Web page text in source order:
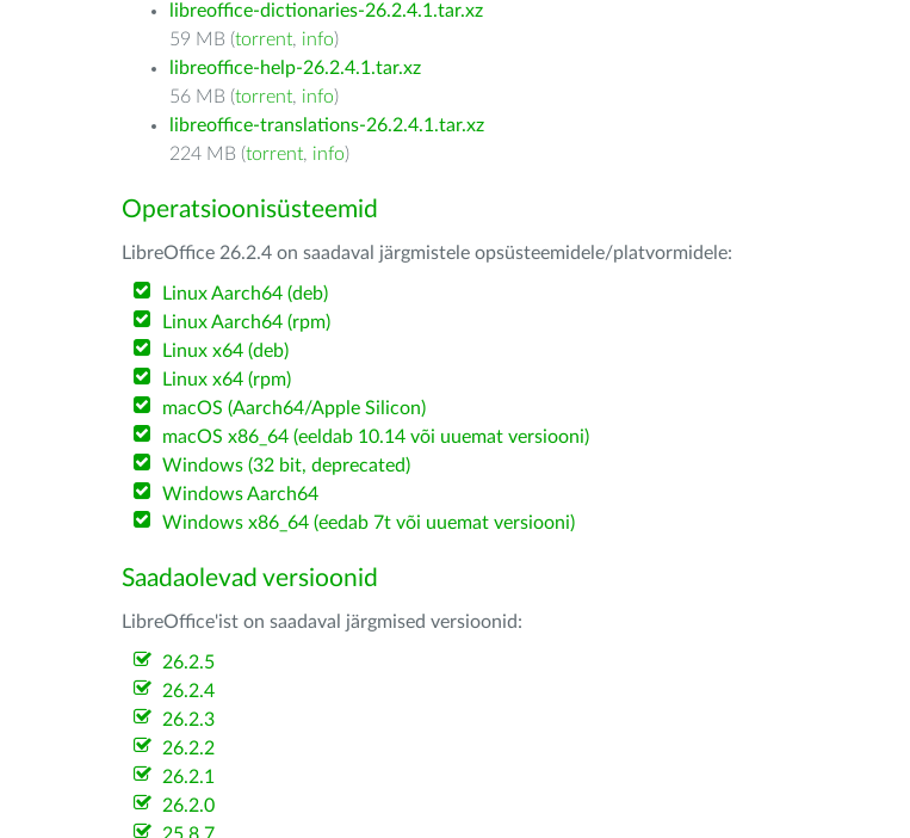
libreoffice-dictionaries-26.2.4.1.tar.xz
59 MB (torrent, info)
libreoffice-help-26.2.4.1.tar.xz
56 MB (torrent, info)
libreoffice-translations-26.2.4.1.tar.xz
224 MB (torrent, info)
Operatsioonisüsteemid
LibreOffice 26.2.4 on saadaval järgmistele opsüsteemidele/platvormidele:
Linux Aarch64 (deb)
Linux Aarch64 (rpm)
Linux x64 (deb)
Linux x64 (rpm)
macOS (Aarch64/Apple Silicon)
macOS x86_64 (eeldab 10.14 või uuemat versiooni)
Windows (32 bit, deprecated)
Windows Aarch64
Windows x86_64 (eedab 7t või uuemat versiooni)
Saadaolevad versioonid
LibreOffice'ist on saadaval järgmised versioonid:
26.2.5
26.2.4
26.2.3
26.2.2
26.2.1
26.2.0